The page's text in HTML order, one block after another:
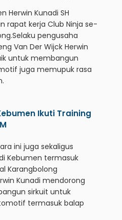
Herwin Kunadi SH
rapat kerja Club Ninja se-
pengusaha
Van Der Wijck Herwin
untuk membangun
juga memupuk rasa
Ikuti Training
ini juga sekaligus
Kebumen termasuk
Karangbolong
Kunadi mendorong
sirkuit untuk
termasuk balap